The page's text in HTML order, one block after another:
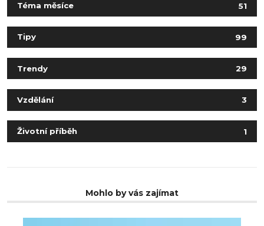
Téma měsíce 51
Tipy 99
Trendy 29
Vzdělání 3
Životní příběh 1
Mohlo by vás zajímat